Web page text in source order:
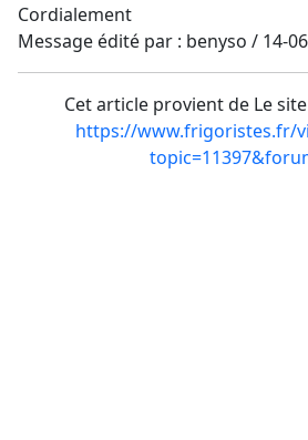
Cordialement
Message édité par : benyso / 14-
Cet article provient de Le
https://www.frigoristes.fr/